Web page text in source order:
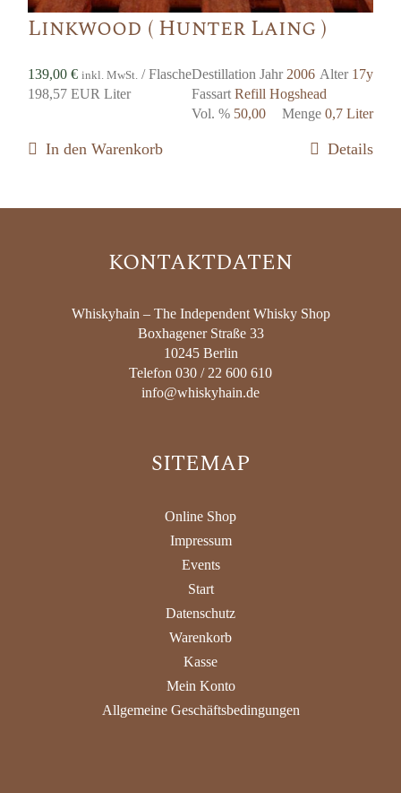
Linkwood ( Hunter Laing )
139,00 € inkl. MwSt. / Flasche
198,57 EUR Liter
Destillation Jahr 2006 Alter 17y
Fassart Refill Hogshead
Vol. % 50,00 Menge 0,7 Liter
In den Warenkorb Details
KONTAKTDATEN
Whiskyhain – The Independent Whisky Shop
Boxhagener Straße 33
10245 Berlin
Telefon 030 / 22 600 610
info@whiskyhain.de
SITEMAP
Online Shop
Impressum
Events
Start
Datenschutz
Warenkorb
Kasse
Mein Konto
Allgemeine Geschäftsbedingungen